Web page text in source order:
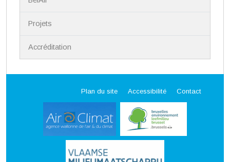
Projets
Accréditation
Plan du site Accessibilité Contact